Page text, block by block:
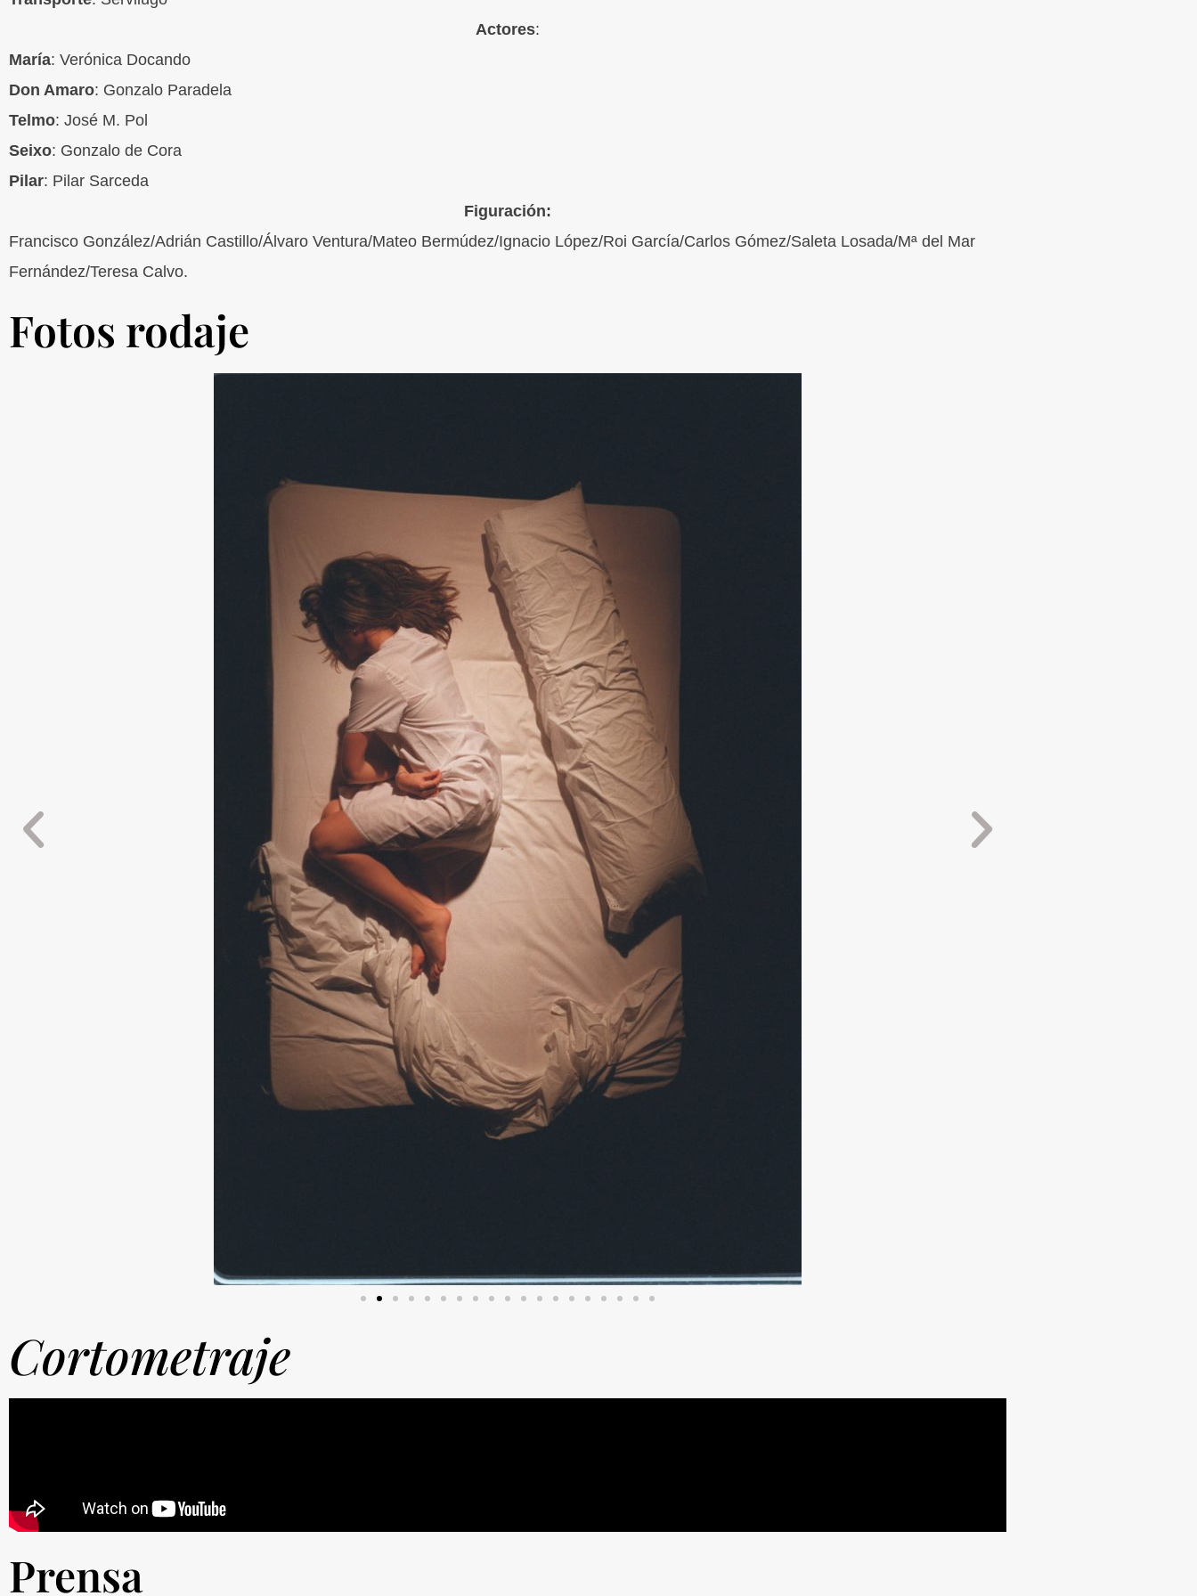
Actores:
María: Verónica Docando
Don Amaro: Gonzalo Paradela
Telmo: José M. Pol
Seixo: Gonzalo de Cora
Pilar: Pilar Sarceda
Figuración:
Francisco González/Adrián Castillo/Álvaro Ventura/Mateo Bermúdez/Ignacio López/Roi García/Carlos Gómez/Saleta Losada/Mª del Mar
Fernández/Teresa Calvo.
Fotos rodaje
Cortometraje
Prensa